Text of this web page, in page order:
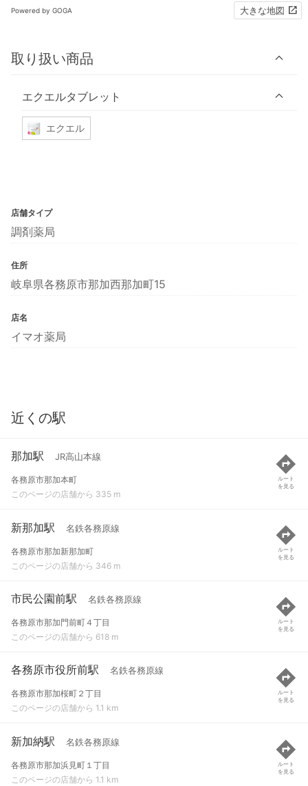
Powered by GOGA 大きな地図
取り扱い商品
エクエルタブレット
エクエル
店舗タイプ
調剤薬局
住所
岐阜県各務原市那加西那加町15
店名
イマオ薬局
近くの駅
那加駅 JR高山本線
各務原市那加本町
このページの店舗から 335 m
ルート
を見る
新那加駅 名鉄各務原線
各務原市那加新那加町
このページの店舗から 346 m
ルート
を見る
市民公園前駅 名鉄各務原線
各務原市那加門前町４丁目
このページの店舗から 618 m
ルート
を見る
各務原市役所前駅 名鉄各務原線
各務原市那加桜町２丁目
このページの店舗から 1.1 km
ルート
を見る
新加納駅 名鉄各務原線
各務原市那加浜見町１丁目
このページの店舗から 1.1 km
ルート
を見る